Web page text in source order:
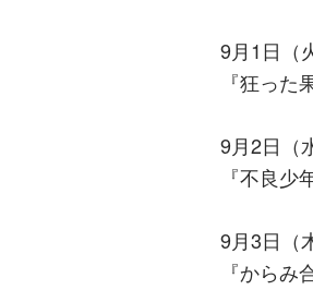
9月1日（
『狂った
9月2日（
『不良少
9月3日（
『からみ